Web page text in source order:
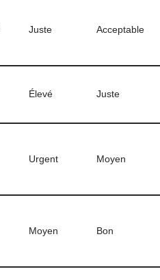
Juste Acceptable
Élevé Juste
Urgent Moyen
Moyen Bon